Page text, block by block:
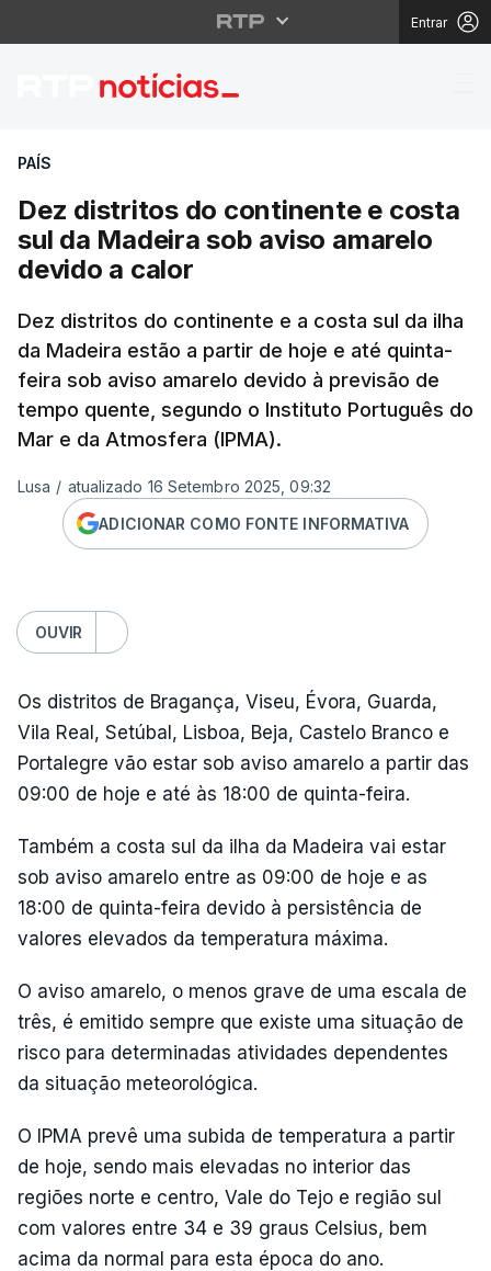
Entrar
Dez distritos do
PAÍS
Dez distritos do continente e costa
sul da Madeira sob aviso amarelo
devido a calor
Dez distritos do continente e a costa sul da ilha
da Madeira estão a partir de hoje e até quinta-
feira sob aviso amarelo devido à previsão de
tempo quente, segundo o Instituto Português do
Mar e da Atmosfera (IPMA).
Lusa / atualizado 16 Setembro 2025, 09:32
ADICIONAR COMO FONTE INFORMATIVA
OUVIR
Os distritos de Bragança, Viseu, Évora, Guarda,
Vila Real, Setúbal, Lisboa, Beja, Castelo Branco e
Portalegre vão estar sob aviso amarelo a partir das
09:00 de hoje e até às 18:00 de quinta-feira.
Também a costa sul da ilha da Madeira vai estar
sob aviso amarelo entre as 09:00 de hoje e as
18:00 de quinta-feira devido à persistência de
valores elevados da temperatura máxima.
O aviso amarelo, o menos grave de uma escala de
três, é emitido sempre que existe uma situação de
risco para determinadas atividades dependentes
da situação meteorológica.
O IPMA prevê uma subida de temperatura a partir
de hoje, sendo mais elevadas no interior das
regiões norte e centro, Vale do Tejo e região sul
com valores entre 34 e 39 graus Celsius, bem
acima da normal para esta época do ano.